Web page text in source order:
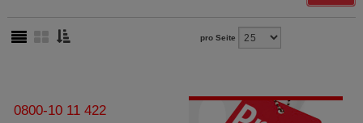
pro Seite
0800-10 11 422